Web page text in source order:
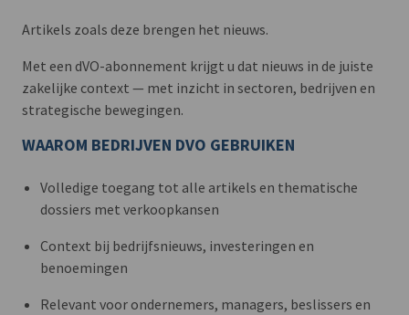
Artikels zoals deze brengen het nieuws.
Met een dVO-abonnement krijgt u dat nieuws in de juiste
zakelijke context — met inzicht in sectoren, bedrijven en
strategische bewegingen.
WAAROM BEDRIJVEN DVO GEBRUIKEN
Volledige toegang tot alle artikels en thematische
dossiers met verkoopkansen
Context bij bedrijfsnieuws, investeringen en
benoemingen
Relevant voor ondernemers, managers, beslissers en